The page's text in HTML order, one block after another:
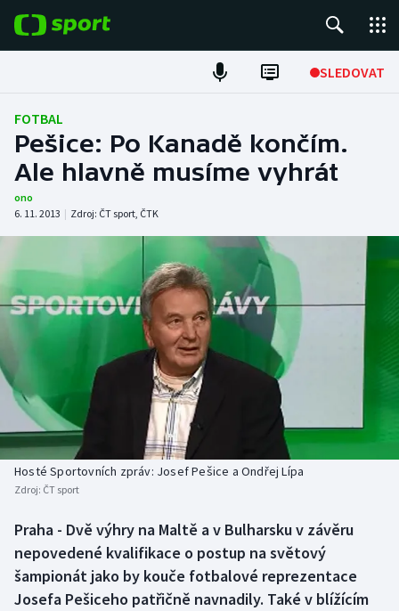
SLEDOVAT
Fotbal
Hokej
Atletika
Cyklistika
DALŠÍ SPORTY
Americký fotbal
Baseball a softbal
Basketbal
Biatlon
Boby a skeleton
Box
NEPŘEHLÉDNĚTE
Soutěže
Historické návraty
Aplikace ČT sport
AZ kvíz
FOTBAL
Pešice: Po Kanadě končím.
Ale hlavně musíme vyhrát
ono
6. 11. 2013 | Zdroj: ČT sport, ČTK
Hosté Sportovních zpráv: Josef Pešice a Ondřej Lípa
Zdroj: ČT sport
Praha - Dvě výhry na Maltě a v Bulharsku v závěru
nepovedené kvalifikace o postup na světový
šampionát jako by kouče fotbalové reprezentace
Josefa Pešiceho patřičně navnadily. Také v blížícím